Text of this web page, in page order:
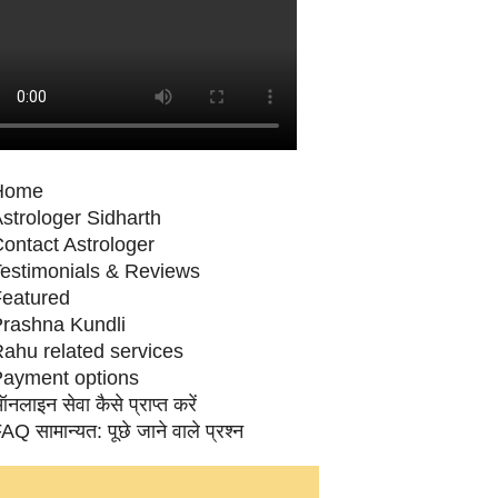
Sidharth
Astrologer
& Reviews
Kundli
related services
options
सेवा कैसे प्राप्‍त करें
सामान्‍यत: पूछे जाने वाले प्रश्‍न